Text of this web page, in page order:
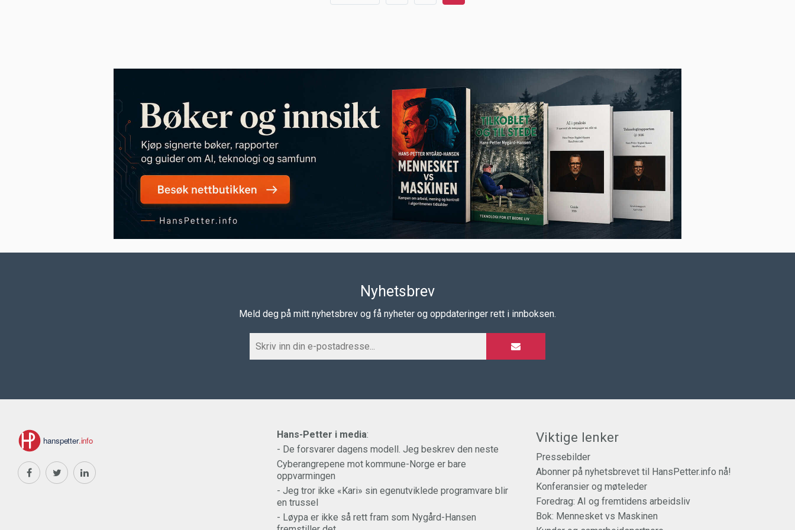
Nyhetsbrev
Meld deg på mitt nyhetsbrev og få nyheter og oppdateringer rett i innboksen.
Hans-Petter i media:
- De forsvarer dagens modell. Jeg beskrev den neste
Cyberangrepene mot kommune-Norge er bare
oppvarmingen
- Jeg tror ikke «Kari» sin egenutviklede programvare blir
en trussel
- Løypa er ikke så rett fram som Nygård-Hansen
Viktige lenker
Pressebilder
Abonner på nyhetsbrevet til HansPetter.info nå!
Konferansier og møteleder
Foredrag: AI og fremtidens arbeidsliv
Bok: Mennesket vs Maskinen